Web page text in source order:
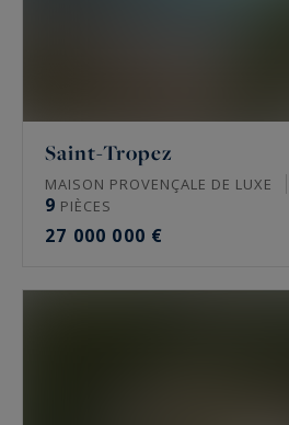
Saint-Tropez
MAISON PROVENÇALE DE LUXE
9 PIÈCES
27 000 000 €